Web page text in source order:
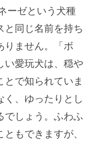
ーゼという犬種
と同じ名前を持ち
りません。「ボ
い愛玩犬は、穏や
で知られていま
、ゆったりとし
でしょう。ふわふ
もできますが、